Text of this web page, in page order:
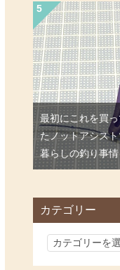
最初にこれを買
たノットアシス
暮らしの釣り事情
カテゴリー
カ